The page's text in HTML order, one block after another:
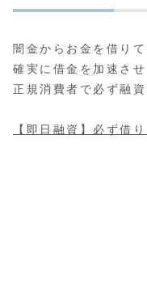
闇金からお金を借り
確実に借金を加速させ
正規消費者で必ず融
【即日融資】必ず借